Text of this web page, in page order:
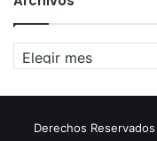
Archivos
Derechos